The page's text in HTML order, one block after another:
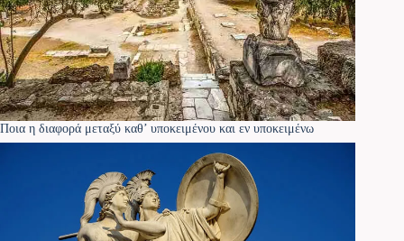
Ποια η διαφορά μεταξύ καθ’ υποκειμένου και εν υποκειμένω